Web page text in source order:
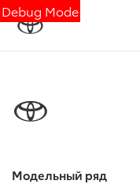
Debug Mode
Модельный ряд